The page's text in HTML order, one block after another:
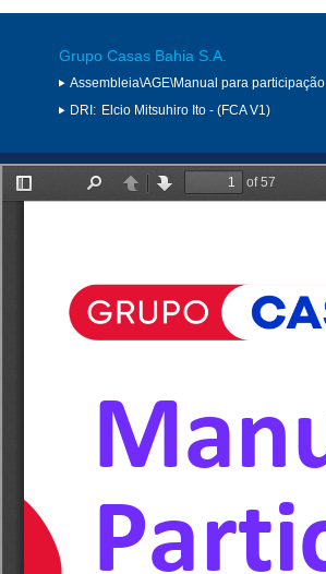
Grupo Casas Bahia S.A.
Assembleia\AGE\Manual para participação
DRI: Elcio Mitsuhiro Ito - (FCA V1)